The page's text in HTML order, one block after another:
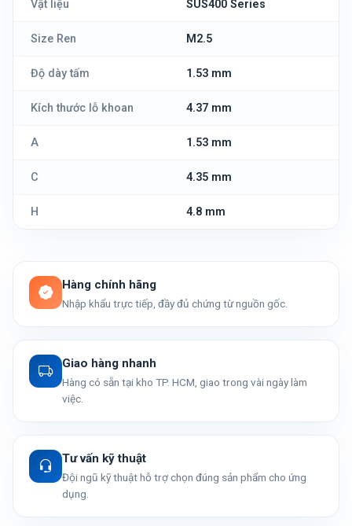
Vật liệu SUS400 Series
Size Ren M2.5
Độ dày tấm 1.53 mm
Kích thước lỗ khoan 4.37 mm
A 1.53 mm
C 4.35 mm
H 4.8 mm
Hàng chính hãng
Nhập khẩu trực tiếp, đầy đủ chứng từ nguồn gốc.
Giao hàng nhanh
Hàng có sẵn tại kho TP. HCM, giao trong vài ngày làm
việc.
Tư vấn kỹ thuật
Đội ngũ kỹ thuật hỗ trợ chọn đúng sản phẩm cho ứng
dụng.